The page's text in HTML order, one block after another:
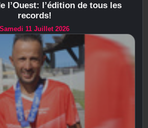
l’Ouest: l’édition de tous les
records!
Samedi 11 Juillet 2026